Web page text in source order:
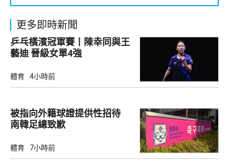
更多即時新聞
乒乓橫濱冠軍賽丨陳幸同與王
藝迪 晉級女單4強
體育 4小時前
被指向外籍球證提供性招待
南韓足總致歉
體育 7小時前